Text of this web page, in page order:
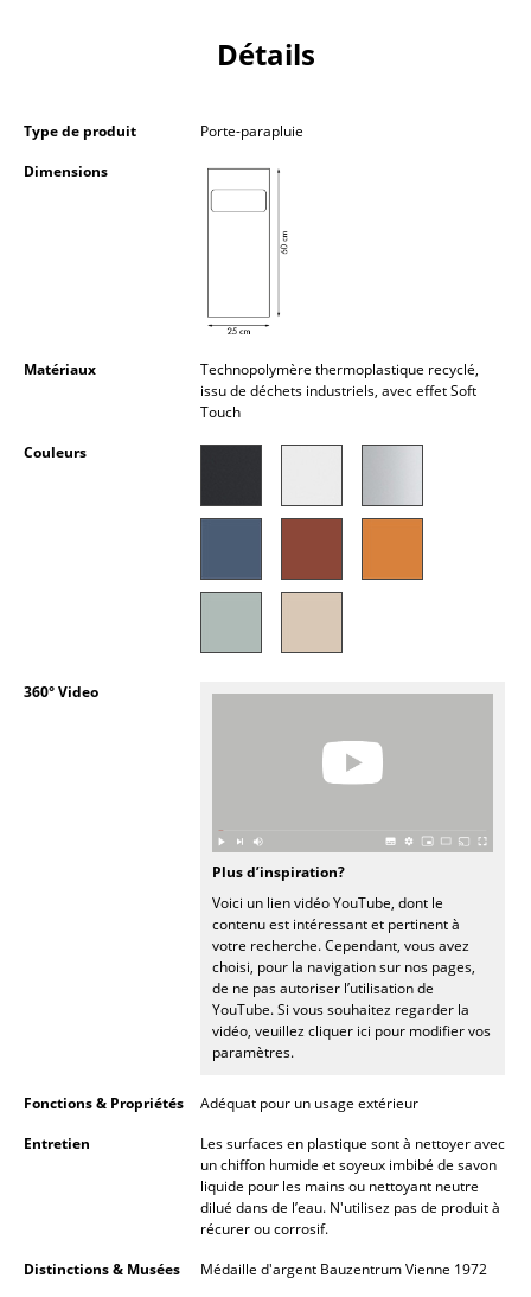
Meubles de bar
Suspensions & Plafonniers
Lampadaires et Liseuses
Appliques murales
... voir tous les luminaires
... voir tous les lits
Horloges
Détails
Type de produit
Porte-parapluie
Dimensions
Matériaux
Technopolymère thermoplastique recyclé,
issu de déchets industriels, avec effet Soft
Touch
Couleurs
360° Video
Plus d’inspiration?
Voici un lien vidéo YouTube, dont le
contenu est intéressant et pertinent à
votre recherche. Cependant, vous avez
choisi, pour la navigation sur nos pages,
de ne pas autoriser l’utilisation de
YouTube. Si vous souhaitez regarder la
vidéo, veuillez cliquer ici pour modifier vos
paramètres.
Fonctions & Propriétés
Adéquat pour un usage extérieur
Entretien
Les surfaces en plastique sont à nettoyer avec
un chiffon humide et soyeux imbibé de savon
liquide pour les mains ou nettoyant neutre
dilué dans de l’eau. N'utilisez pas de produit à
récurer ou corrosif.
Distinctions & Musées
Médaille d'argent Bauzentrum Vienne 1972